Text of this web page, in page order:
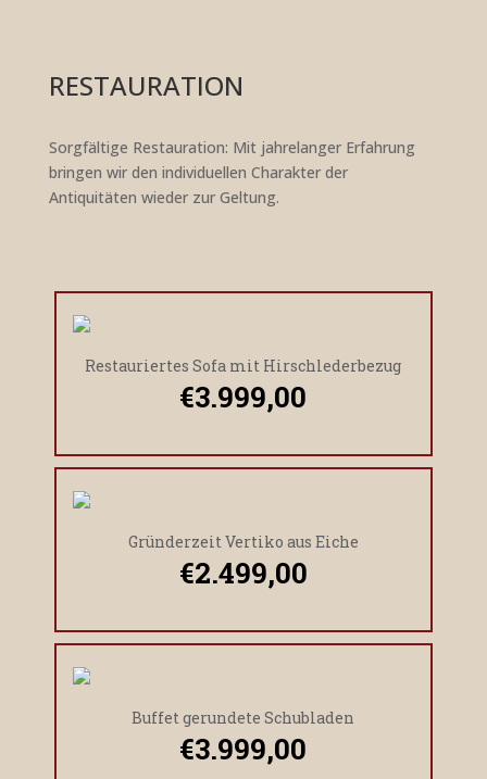
RESTAURATION
Sorgfältige Restauration: Mit jahrelanger Erfahrung
bringen wir den individuellen Charakter der
Antiquitäten wieder zur Geltung.
Restauriertes Sofa mit Hirschlederbezug
€3.999,00
Gründerzeit Vertiko aus Eiche
€2.499,00
Buffet gerundete Schubladen
€3.999,00